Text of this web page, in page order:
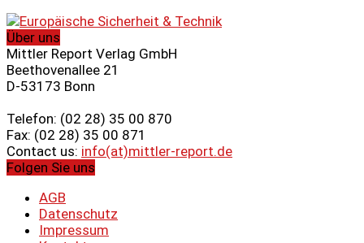
Über uns
Mittler Report Verlag GmbH
Beethovenallee 21
D-53173 Bonn
Telefon: (02 28) 35 00 870
Fax: (02 28) 35 00 871
Contact us: info(at)mittler-report.de
Folgen Sie uns
AGB
Datenschutz
Impressum